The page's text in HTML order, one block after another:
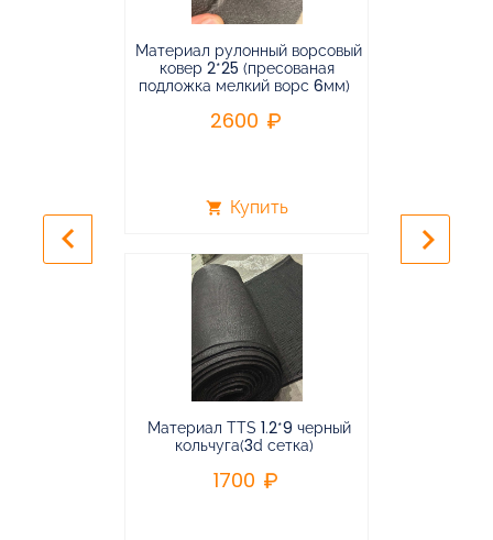
Материал рулонный ворсовый
ковер 2*25 (пресованая
подложка мелкий ворс 6мм)
2600
shopping_cart Купить
Материал TTS 1.2*9 черный
кольчуга(3d сетка)
1700
keyboard_arrow_left keyboard_arrow_right